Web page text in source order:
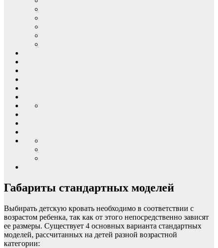
Габариты стандартных моделей
Выбирать детскую кровать необходимо в соответствии с
возрастом ребенка, так как от этого непосредственно зависят
ее размеры. Существует 4 основных варианта стандартных
моделей, рассчитанных на детей разной возрастной
категории: